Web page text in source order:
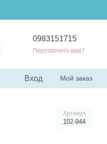
0983151715
Перезвонить вам?
Вход Мой заказ
Артикул
102-944